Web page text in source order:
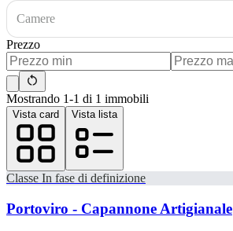
Camere
Prezzo
Mostrando 1-1 di 1 immobili
Vista card Vista lista
Classe In fase di definizione
Portoviro - Capannone Artigianale